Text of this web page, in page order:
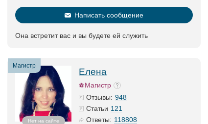
Написать сообщение
Она встретит вас и вы будете ей служить
Магистр
Нет на сайте
Елена
Магистр
Отзывы: 948
Статьи 121
Ответы: 118808